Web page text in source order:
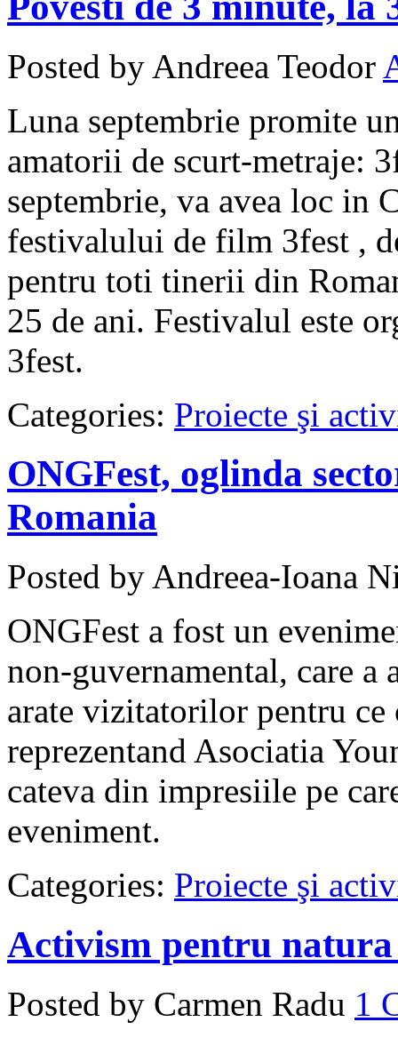
Posted by Andreea Teodor
Luna septembrie promite
amatorii de scurt-metraje:
septembrie, va avea loc in
festivalului de film 3fest ,
pentru toti tinerii din
25 de ani. Festivalul este
3fest.
Categories: Proiecte şi
ONGFest, oglinda
Romania
Posted by Andreea-Ioana
ONGFest a fost un
non-guvernamental, care a
arate vizitatorilor pentru
reprezentand Asociatia
cateva din impresiile pe
eveniment.
Categories: Proiecte şi
Activism pentru natura
Posted by Carmen Radu 1